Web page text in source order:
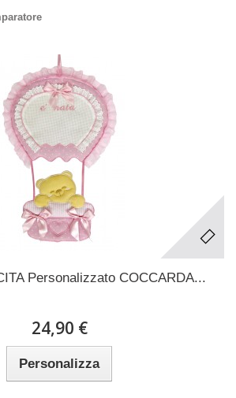
Personalizzato COCCARDA...
24,90 €
Personalizza